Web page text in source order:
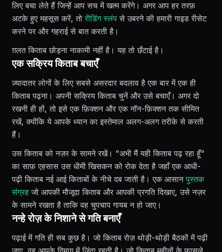
लिए बचा लेते हैं जिन्हें आप सच में खत्म करेंगे। अगर आप हर तरफ़
अटके हुए महसूस करें, तोरीडिंग स्लंप से उबरने की हमारी गाइड रीसेट
करने पर और गहराई से बात करती है।
ग़लत किताब छोड़ना नाकामी नहीं है। यह तो छँटाई है।
एक सक्रिय किताब बचाएँ
ज़्यादातर लोगों के लिए सबसे असरदार बदलाव है एक बार में एक ही
किताब पढ़ना। अपनी सक्रिय किताब चुनें और उसे बचाएँ। अगर दो
रखनी ही हों, तो इसे एक फ़िक्शन और एक नॉन-फ़िक्शन तक सीमित
रखें, क्योंकि ये आपके ध्यान का इस्तेमाल अलग-अलग तरीके से करती
हैं।
उस किताब को नज़र के सामने रखें। "अभी मैं यही किताब पढ़ रहा हूँ"
का साफ़ एहसास उस धीमी खिसकन को रोक देता है जहाँ एक आधी-
पढ़ी किताब नई आई किताबों के नीचे दब जाती है। एक आसानपुस्तक
संग्रह जो आपकी मौजूदा किताब और आपकी प्रगति दिखाए, उसे नज़र
के सामने रखता है ताकि वह चुपचाप गायब न हो जाए।
नन्हे रोज़ के निशाने से गति बनाएँ
पढ़ाई में गति ही सब कुछ है। जो किताब रोज़ थोड़ी-थोड़ी बैठकों में पढ़ी